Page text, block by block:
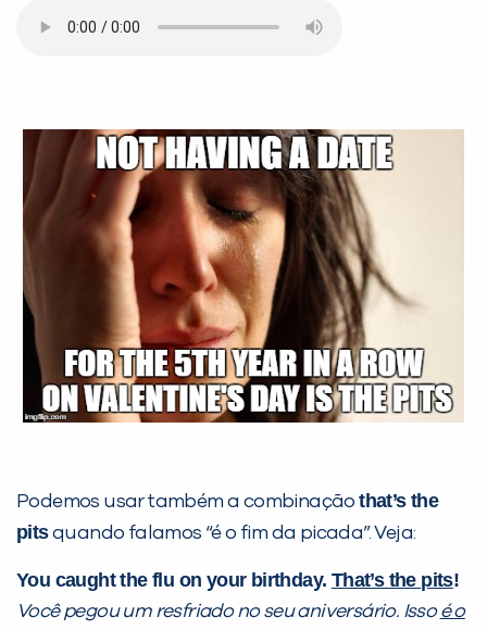
Podemos usar também a combinaçãothat’s the
pitsquando falamos “é o fim da picada”. Veja:
You caught the flu on your birthday. That’s the pits!
Você pegou um resfriado no seu aniversário. Issoé o
VOLTAR